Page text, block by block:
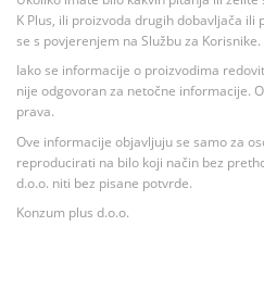
K Plus, ili proizvoda drugih dobavljača
se s povjerenjem na Službu za Korisnike.
Iako se informacije o proizvodima
nije odgovoran za netočne informacije.
prava.
Ove informacije objavljuju se samo za
reproducirati na bilo koji način bez
d.o.o. niti bez pisane potvrde.
Konzum plus d.o.o.